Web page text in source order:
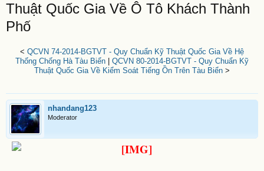
Thuật Quốc Gia Về Ô Tô Khách Thành
Phố
< QCVN 74-2014-BGTVT - Quy Chuẩn Kỹ Thuật Quốc Gia Về Hệ
Thống Chống Hà Tàu Biển
QCVN 80-2014-BGTVT - Quy Chuẩn Kỹ
Thuật Quốc Gia Về Kiểm Soát Tiếng Ồn Trên Tàu Biển >
nhandang123
Moderator